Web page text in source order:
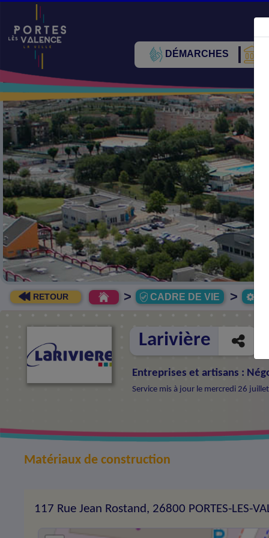
DÉMARCHES
Précédent
RETOUR > CADRE DE VIE >
Larivière
Entreprises et artisans :
Service mis à jour le mercredi 26
Matériaux de construction
117 Rue Jean Rostand, 26800 PORTES-LES-